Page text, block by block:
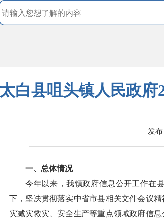
太白县咀头镇人民政府
发布
一、总体情况
今年以来，我镇政府信息公开工作在
下，坚决贯彻落实中省市县相关文件会议
灾减灾救灾、安全生产等重点领域政府信